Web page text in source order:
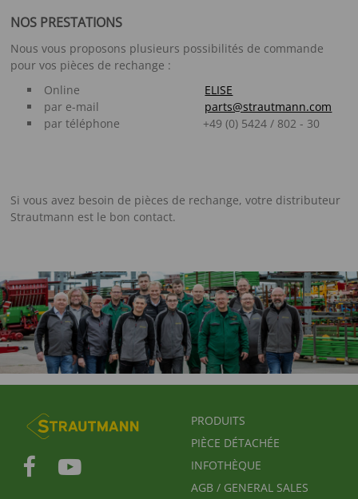
NOS PRESTATIONS
Nous vous proposons plusieurs possibilités de commande
pour vos pièces de rechange :
Online ELISE
par e-mail parts@strautmann.com
par téléphone +49 (0) 5424 / 802 - 30
Si vous avez besoin de pièces de rechange, votre distributeur
Strautmann est le bon contact.
FUSSBEREICHSMENÜ
PRODUITS
PIÈCE DÉTACHÉE
INFOTHÈQUE
AGB / GENERAL SALES